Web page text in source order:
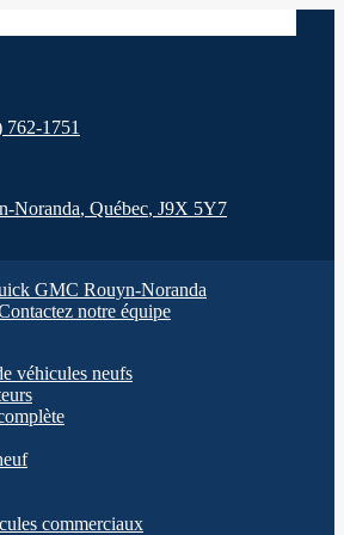
762-1751
Noranda, Québec, J9X 5Y7
notre équipe
véhicules neufs
commerciaux